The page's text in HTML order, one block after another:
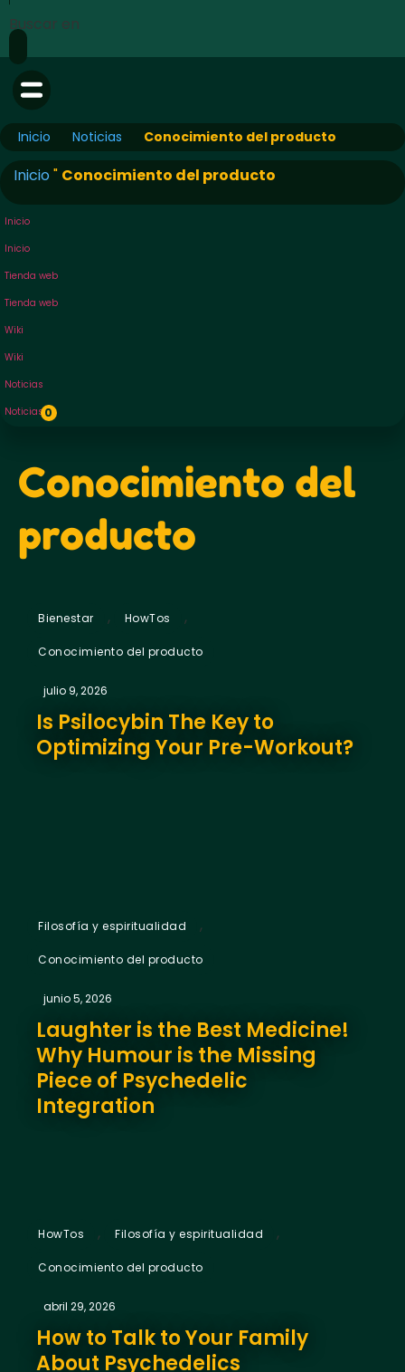
Buscar en
Inicio Noticias Conocimiento del producto
Inicio" Conocimiento del producto
Inicio
Inicio
Tienda web
Tienda web
Wiki
Wiki
Noticias
Noticias0
Conocimiento del
producto
Bienestar , HowTos ,
Conocimiento del producto
julio 9, 2026
Is Psilocybin The Key to
Optimizing Your Pre-Workout?
Filosofía y espiritualidad ,
Conocimiento del producto
junio 5, 2026
Laughter is the Best Medicine!
Why Humour is the Missing
Piece of Psychedelic
Integration
HowTos , Filosofía y espiritualidad ,
Conocimiento del producto
abril 29, 2026
How to Talk to Your Family
About Psychedelics